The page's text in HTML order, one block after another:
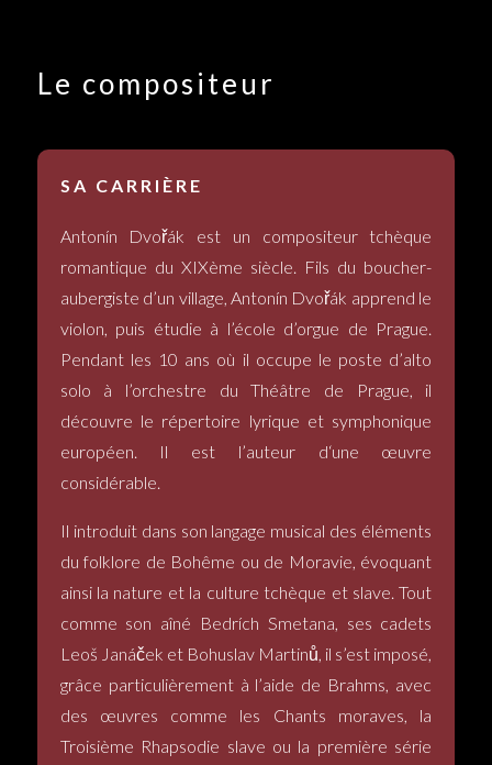
Le compositeur
SA CARRIÈRE
Antonín Dvořák est un compositeur tchèque
romantique du XIXème siècle. Fils du boucher-
aubergiste d’un village, Antonín Dvořák apprend le
violon, puis étudie à l’école d’orgue de Prague.
Pendant les 10 ans où il occupe le poste d’alto
solo à l’orchestre du Théâtre de Prague, il
découvre le répertoire lyrique et symphonique
européen. Il est l’auteur d‘une œuvre
considérable.
Il introduit dans son langage musical des éléments
du folklore de Bohême ou de Moravie, évoquant
ainsi la nature et la culture tchèque et slave. Tout
comme son aîné Bedrích Smetana, ses cadets
Leoš Janáček et Bohuslav Martinů, il s’est imposé,
grâce particulièrement à l’aide de Brahms, avec
des œuvres comme les Chants moraves, la
Troisième Rhapsodie slave ou la première série